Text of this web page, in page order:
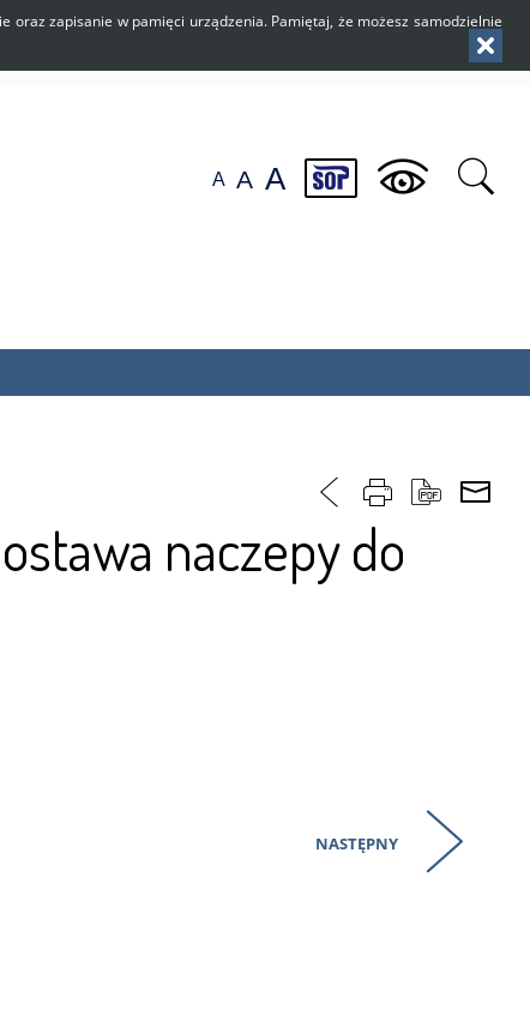
oraz zapisanie w pamięci urządzenia. Pamiętaj, że możesz samodzielnie
naczepy do
NASTĘPNY